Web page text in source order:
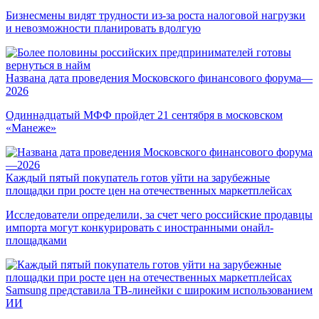
Бизнесмены видят трудности из-за роста налоговой нагрузки
и невозможности планировать вдолгую
Названа дата проведения Московского финансового форума—
2026
Одиннадцатый МФФ пройдет 21 сентября в московском
«Манеже»
Каждый пятый покупатель готов уйти на зарубежные
площадки при росте цен на отечественных маркетплейсах
Исследователи определили, за счет чего российские продавцы
импорта могут конкурировать с иностранными онайл-
площадками
Samsung представила ТВ-линейки с широким использованием
ИИ